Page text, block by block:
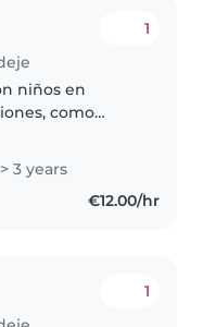
1
niños en
como
hasta los 13
no tengo un
pero
3 years
€12.00/hr
1